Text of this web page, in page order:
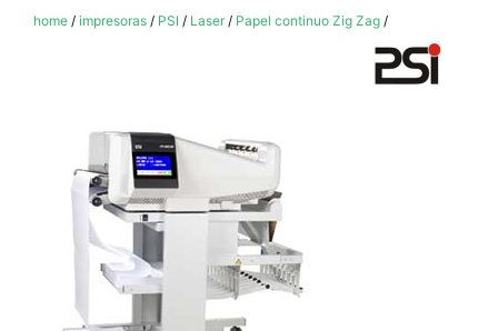
home / impresoras / PSI / Laser/ Papel continuo Zig Zag /